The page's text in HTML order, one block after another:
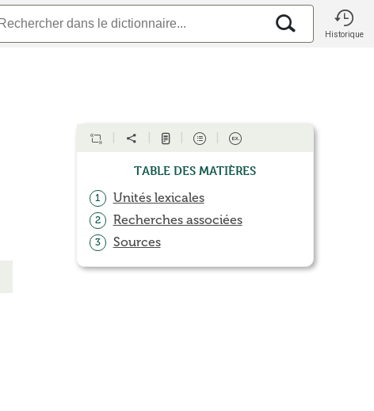
Historique
Table des matières
1 Unités lexicales
2 Recherches associées
3 Sources